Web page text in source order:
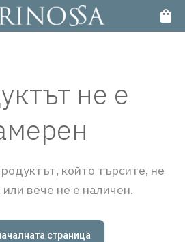
не е
който търсите, не
вече не е наличен.
страница